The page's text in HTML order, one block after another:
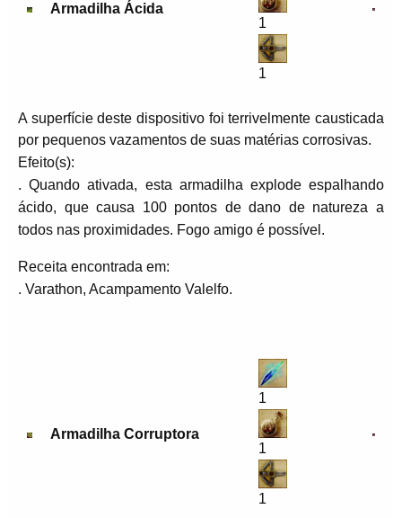
Armadilha Ácida
1
1
A superfície deste dispositivo foi terrivelmente causticada
por pequenos vazamentos de suas matérias corrosivas.
Efeito(s):
. Quando ativada, esta armadilha explode espalhando
ácido, que causa 100 pontos de dano de natureza a
todos nas proximidades. Fogo amigo é possível.
Receita encontrada em:
. Varathon, Acampamento Valelfo.
Armadilha Corruptora
1
1
1